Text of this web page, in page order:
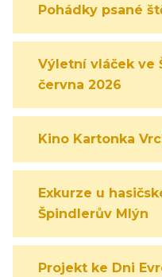
Pohádky psané
Výletní vláček ve
června 2026
Kino Kartonka
Exkurze u
Špindlerův Mlýn
Projekt ke Dni